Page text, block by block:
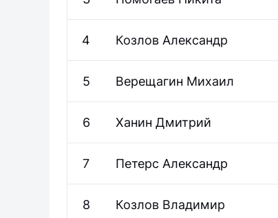
4 Козлов Александр
5 Верещагин Михаил
6 Ханин Дмитрий
7 Петерс Александр
8 Козлов Владимир